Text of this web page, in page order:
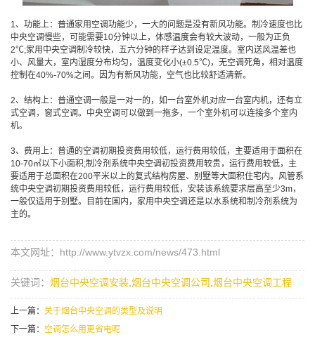
1、功能上：普通家用空调功能少，一大的问题是没有新风功能。制冷速度也比
中央空调慢些，可能需要10分钟以上，体感温度会有较大波动，一般为正负
2℃;家用中央空调制冷较快，五六分钟的样子达到设定温度。室内送风温差也
小、风量大，室内湿度分布均匀，温度变化小(±0.5℃)，无空调死角，相对温度
控制在40%-70%之间。因为有新风功能，空气也比较舒适清新。
2、结构上：普通空调一般是一对一的，如一台室外机对应一台室内机，还有立
式空调，窗式空调。中央空调可以做到一拖多，一个室外机可以连接多个室内
机。
3、费用上：普通的空调初期投资费用较低，运行费用较低，主要适用于面积在
10-70㎡以下小面积;制冷剂系统中央空调初投资费用较贵，运行费用较低，主
要适用于总面积在200平米以上的复式结构房屋、别墅等大面积住宅内。风管系
统中央空调初期投资费用较低，运行费用较低，安装该系统要求层高至少3m，
一般仅适用于别墅。目前在国内，家用中央空调还是以水系统和制冷剂系统为
主的。
本文网址：http://www.ytvzx.com/news/473.html
关键词： 烟台中央空调安装 烟台中央空调公司 烟台中央空调工程
上一篇： 关于烟台中央空调的类型及说明
下一篇： 空调怎么用更省电呢